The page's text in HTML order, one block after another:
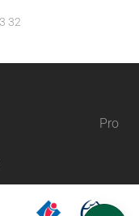
Ouvertures
Avis
32
Pro